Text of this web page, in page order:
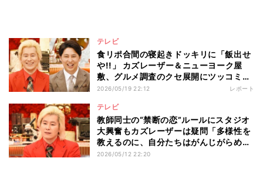
テレビ
食リポ合間の寝起きドッキリに「飯出せ
や!!」 カズレーザー＆ニューヨーク屋
敷、グルメ調査のクセ展開にツッコミ止
まらず
2026/05/19 22:12 レポート
テレビ
教師同士の“禁断の恋”ルールにスタジオ
大興奮もカズレーザーは疑問「多様性を
教えるのに、自分たちはがんじがらめで
自由がない」
2026/05/12 22:20